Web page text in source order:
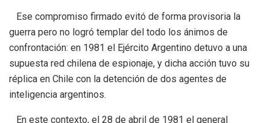
Ese compromiso firmado evitó de forma provisoria la
guerra pero no logró templar del todo los ánimos de
confrontación: en 1981 el Ejército Argentino detuvo a una
supuesta red chilena de espionaje, y dicha acción tuvo su
réplica en Chile con la detención de dos agentes de
inteligencia argentinos.
En este contexto, el 28 de abril de 1981 el general